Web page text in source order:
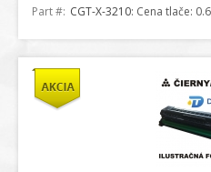
Part #: CGT-X-3210: Cena tlače: